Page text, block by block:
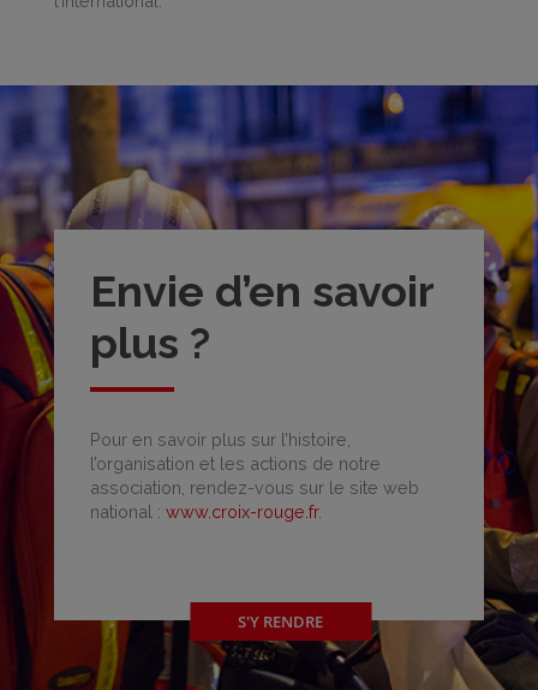
Envie d’en savoir
plus ?
Pour en savoir plus sur l’histoire,
l’organisation et les actions de notre
association, rendez-vous sur le site web
national : www.croix-rouge.fr.
S'Y RENDRE